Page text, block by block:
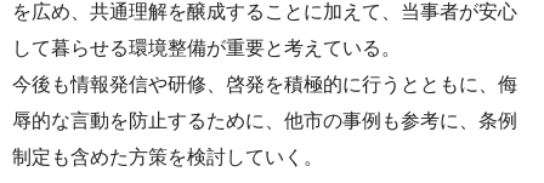
を広め、共通理解を醸成することに加えて、当事者が安心
して暮らせる環境整備が重要と考えている。
今後も情報発信や研修、啓発を積極的に行うとともに、侮
辱的な言動を防止するために、他市の事例も参考に、条例
制定も含めた方策を検討していく。